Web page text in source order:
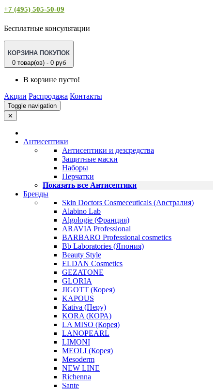
+7 (495) 505-50-09
Бесплатные консультации
КОРЗИНА ПОКУПОК
0 товар(ов) - 0 руб
В корзине пусто!
Акции Распродажа Контакты
Toggle navigation
✕
Антисептики
Антисептики и дезсредства
Защитные маски
Наборы
Перчатки
Показать все Антисептики
Бренды
Skin Doctors Cosmeceuticals (Австралия)
Alabino Lab
Algologie (Франция)
ARAVIA Professional
BARBARO Professional cosmetics
Bb Laboratories (Япония)
Beauty Style
ELDAN Cosmetics
GEZATONE
GLORIA
JIGOTT (Корея)
KAPOUS
Kativa (Перу)
KORA (КОРА)
LA MISO (Корея)
LANOPEARL
LIMONI
MEOLI (Корея)
Mesoderm
NEW LINE
Richenna
Sante